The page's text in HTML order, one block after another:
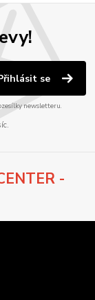
se
newsletteru.
-